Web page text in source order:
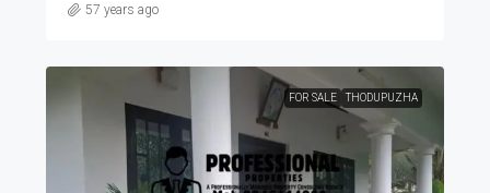
57 years ago
FOR SALE THODUPUZHA